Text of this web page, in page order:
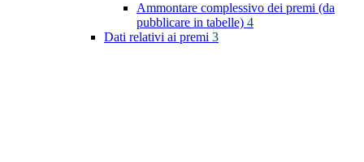
Ammontare complessivo dei premi (da
pubblicare in tabelle) 4
Dati relativi ai premi 3